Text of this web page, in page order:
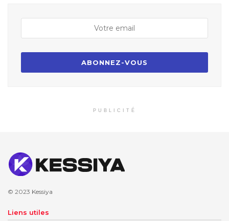
PUBLICITÉ
© 2023 Kessiya
Liens utiles